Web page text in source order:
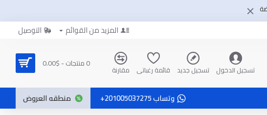
المزيد من القوائم التوصيل
تسجيل الدخول تسجيل جديد قائمة رغباتي مقارنة
0 منتجات - $0.00
وتساب 201005037275+
منطقه العروض